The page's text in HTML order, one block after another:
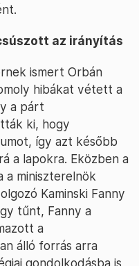
az irányítás
ismert Orbán
hibákat vétett a
a párt
ki, hogy
így azt később
a lapokra. Eközben a
a miniszterelnök
Kaminski Fanny
tűnt, Fanny a
a
álló forrás arra
gondolkodásba is